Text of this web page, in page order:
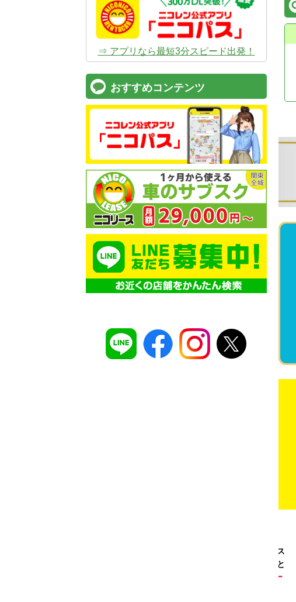
。ガソリンス
タンドや整備工場の既存インフラを活用すること
リー
⇒ アプリなら最短3分スピード出発！
おすすめコンテンツ